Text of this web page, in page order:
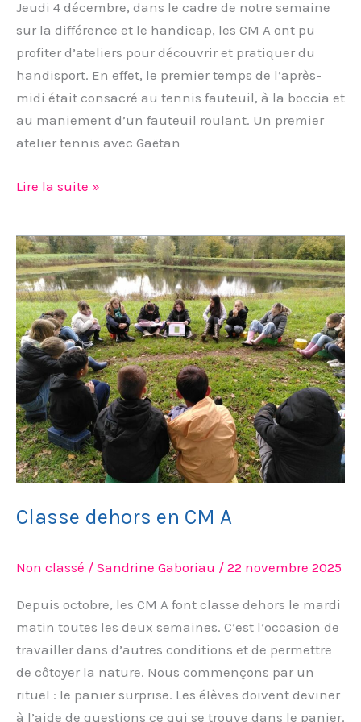
Jeudi 4 décembre, dans le cadre de notre semaine
sur la différence et le handicap, les CM A ont pu
profiter d’ateliers pour découvrir et pratiquer du
handisport. En effet, le premier temps de l’après-
midi était consacré au tennis fauteuil, à la boccia et
au maniement d’un fauteuil roulant. Un premier
atelier tennis avec Gaëtan
Lire la suite »
Classe dehors en CM A
Non classé / Sandrine Gaboriau / 22 novembre 2025
Depuis octobre, les CM A font classe dehors le mardi
matin toutes les deux semaines. C’est l’occasion de
travailler dans d’autres conditions et de permettre
de côtoyer la nature. Nous commençons par un
rituel : le panier surprise. Les élèves doivent deviner
à l’aide de questions ce qui se trouve dans le panier.
Classe
dehors
en
CM
A